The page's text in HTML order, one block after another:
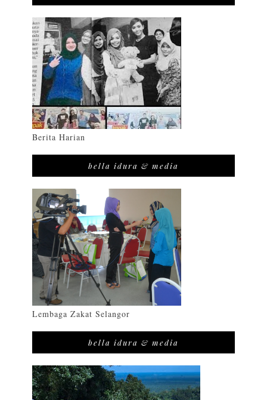
Berita Harian
bella idura & media
Lembaga Zakat Selangor
bella idura & media